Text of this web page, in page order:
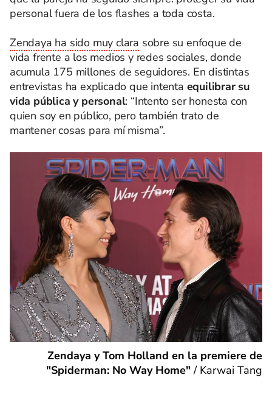
personal fuera de los flashes a toda costa.
Zendaya ha sido muy clara sobre su enfoque de
vida frente a los medios y redes sociales, donde
acumula 175 millones de seguidores. En distintas
entrevistas ha explicado que intenta equilibrar su
vida pública y personal: “Intento ser honesta con
quien soy en público, pero también trato de
mantener cosas para mí misma”.
Zendaya y Tom Holland en la premiere de
"Spiderman: No Way Home" / Karwai Tang